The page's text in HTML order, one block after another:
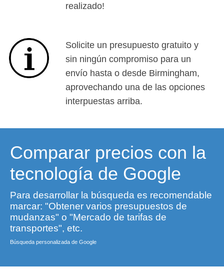
realizado!
Solicite un presupuesto gratuito y
sin ningún compromiso para un
envío hasta o desde Birmingham,
aprovechando una de las opciones
interpuestas arriba.
Comparar precios con la
tecnología de Google
Para desarrollar la búsqueda es recomendable
marcar: "Obtener varios presupuestos de
mudanzas" o "Mercado de tarifas de
transportes", etc.
Búsqueda personalizada de Google